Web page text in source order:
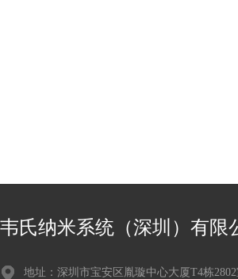
韦氏纳米系统（深圳）有限
地址：深圳市宝安区胤璇中心大厦T4栋2802